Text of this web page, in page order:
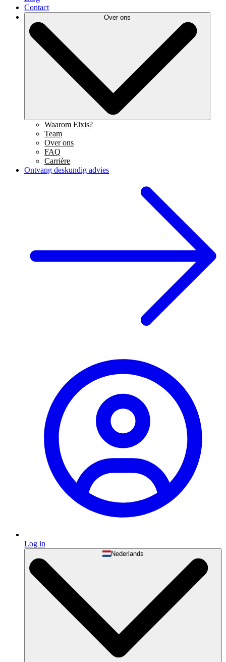
Contact
Over ons
Waarom Elxis?
Team
Over ons
FAQ
Carrière
Ontvang deskundig advies
Log in
Nederlands